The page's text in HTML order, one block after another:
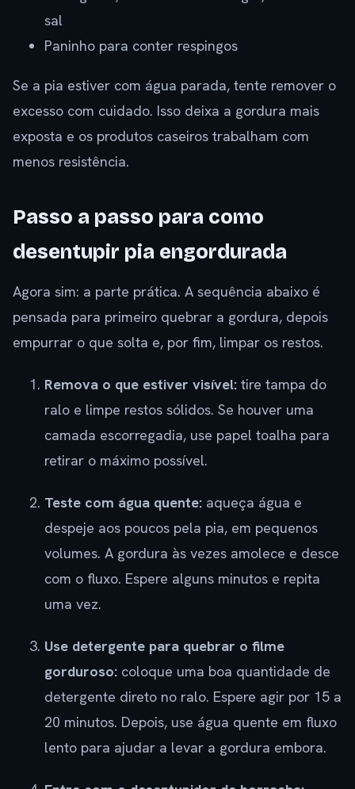
sal
Paninho para conter respingos
Se a pia estiver com água parada, tente remover o
excesso com cuidado. Isso deixa a gordura mais
exposta e os produtos caseiros trabalham com
menos resistência.
Passo a passo para como
desentupir pia engordurada
Agora sim: a parte prática. A sequência abaixo é
pensada para primeiro quebrar a gordura, depois
empurrar o que solta e, por fim, limpar os restos.
Remova o que estiver visível: tire tampa do
ralo e limpe restos sólidos. Se houver uma
camada escorregadia, use papel toalha para
retirar o máximo possível.
Teste com água quente: aqueça água e
despeje aos poucos pela pia, em pequenos
volumes. A gordura às vezes amolece e desce
com o fluxo. Espere alguns minutos e repita
uma vez.
Use detergente para quebrar o filme
gorduroso: coloque uma boa quantidade de
detergente direto no ralo. Espere agir por 15 a
20 minutos. Depois, use água quente em fluxo
lento para ajudar a levar a gordura embora.